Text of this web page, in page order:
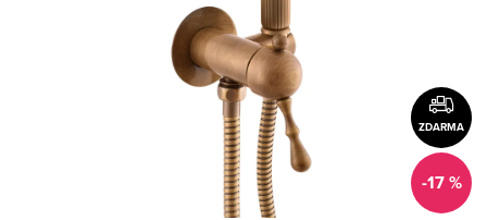
ZDARMA
-17 %